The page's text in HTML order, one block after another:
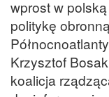
wprost w
politykę
Krzysztof
koalicja